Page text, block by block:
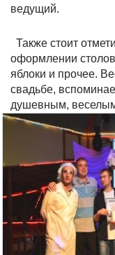
ведущий.
Также стоит
оформлении
яблоки и прочее.
свадьбе,
душевным,